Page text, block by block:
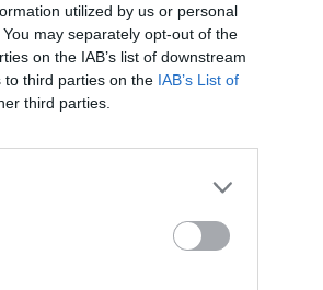
utilized by us or personal
may separately opt-out of the
on the IAB’s list of downstream
to third parties on the IAB’s List of
third parties.